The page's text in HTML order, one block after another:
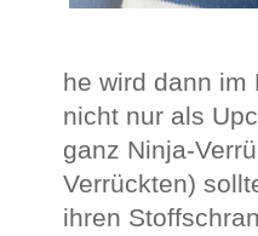
he wird dann im
nicht nur als
ganz Ninja-
Verrückten)
ihren